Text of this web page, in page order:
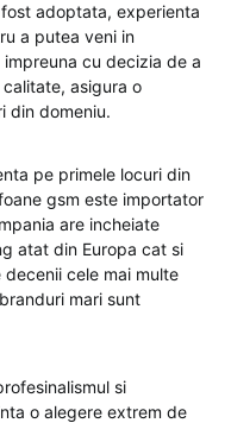
adoptata, experienta
a putea veni in
cu decizia de a
asigura o
din domeniu.
pe primele locuri din
gsm este importator
are incheiate
atat din Europa cat si
decenii cele mai multe
mari sunt
si
o alegere extrem de